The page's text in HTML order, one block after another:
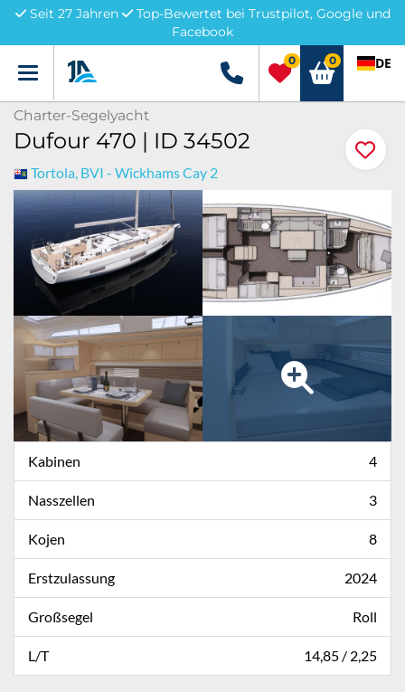
Seit 27 Jahren
Top-Bewertet bei Trustpilot, Google und
Facebook
Menü +49 5741 3222690
0 0 DE
Charter-Segelyacht
Dufour 470 | ID 34502
Tortola, BVI - Wickhams Cay 2
Kabinen 4
Nasszellen 3
Kojen 8
Erstzulassung 2024
Großsegel Roll
L/T 14,85 / 2,25